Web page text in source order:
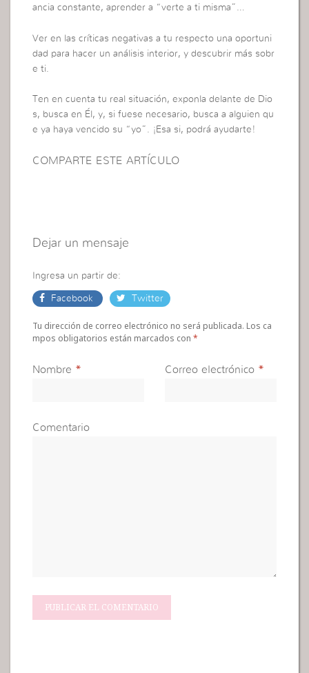
ancia constante, aprender a “verte a ti misma”…
Ver en las críticas negativas a tu respecto una oportuni
dad para hacer un análisis interior, y descubrir más sobr
e ti.
Ten en cuenta tu real situación, exponla delante de Dio
s, busca en Él, y, si fuese necesario, busca a alguien qu
e ya haya vencido su “yo”. ¡Esa si, podrá ayudarte!
COMPARTE ESTE ARTÍCULO
Dejar un mensaje
Ingresa un partir de:
Facebook Twitter
Tu dirección de correo electrónico no será publicada. Los ca
mpos obligatorios están marcados con*
Nombre * Correo electrónico *
Comentario